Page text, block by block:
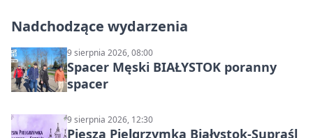
Nadchodzące wydarzenia
9 sierpnia 2026, 08:00
Spacer Męski BIAŁYSTOK poranny
spacer
9 sierpnia 2026, 12:30
Piesza Pielgrzymka Białystok-Supraśl